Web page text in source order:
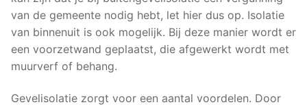
van de gemeente nodig hebt, let hier dus op. Isolatie
van binnenuit is ook mogelijk. Bij deze manier wordt er
een voorzetwand geplaatst, die afgewerkt wordt met
muurverf of behang.
Gevelisolatie zorgt voor een aantal voordelen. Door